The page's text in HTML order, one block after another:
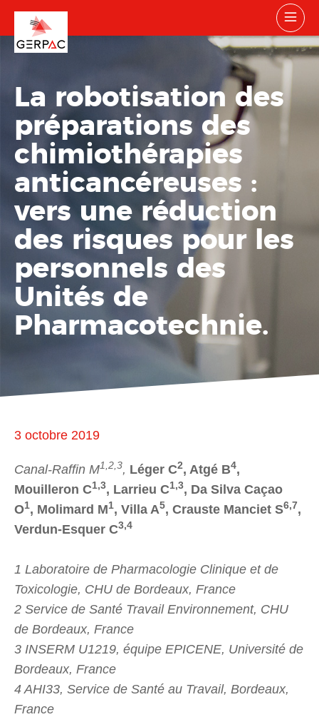
La robotisation des
préparations des
chimiothérapies
anticancéreuses :
vers une réduction
des risques pour les
personnels des
Unités de
Pharmacotechnie.
3 octobre 2019
Canal-Raffin M1,2,3, Léger C2, Atgé B4,
Mouilleron C1,3, Larrieu C1,3, Da Silva Caçao
O1, Molimard M1, Villa A5, Crauste Manciet S6,7,
Verdun-Esquer C3,4
1 Laboratoire de Pharmacologie Clinique et de
Toxicologie, CHU de Bordeaux, France
2 Service de Santé Travail Environnement, CHU
de Bordeaux, France
3 INSERM U1219, équipe EPICENE, Université de
Bordeaux, France
4 AHI33, Service de Santé au Travail, Bordeaux,
France